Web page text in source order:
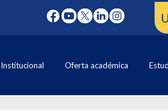
Institucional Oferta académica